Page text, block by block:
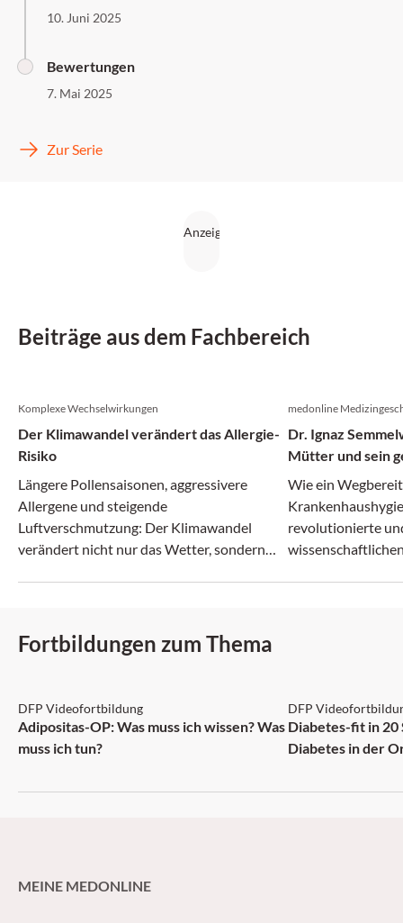
10. Juni 2025
Bewertungen
7. Mai 2025
Zur Serie
Beiträge aus dem Fachbereich
Komplexe Wechselwirkungen
Der Klimawandel verändert das Allergie-
Risiko
Längere Pollensaisonen, aggressivere
Allergene und steigende
Luftverschmutzung: Der Klimawandel
verändert nicht nur das Wetter, sondern
medonline
Dr. Ignaz
Mütter und sein
Irrenanstalt
Wie ein
revolutionierte
Fortbildungen zum Thema
DFP: 2 Punkte
DFP Videofortbildung
Adipositas-OP: Was muss ich wissen? Was
muss ich tun?
DFP
Diabetes-fit in
Diabetes in der
MEINE MEDONLINE